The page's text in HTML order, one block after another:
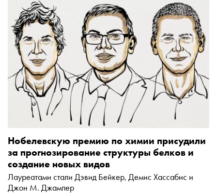
Нобелевскую премию по химии присудили
за прогнозирование структуры белков и
создание новых видов
Лауреатами стали Дэвид Бейкер, Демис Хассабис и
Джон М. Джампер